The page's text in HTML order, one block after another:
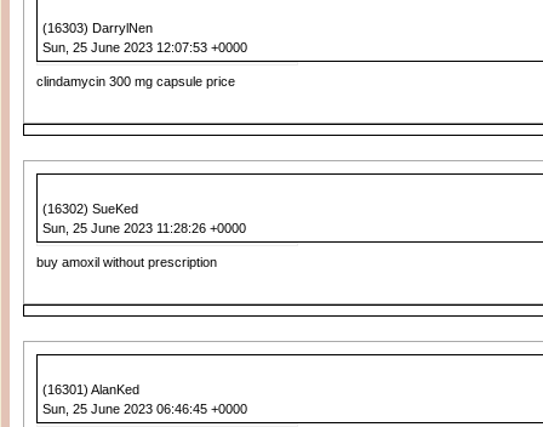
(16303) DarrylNen
Sun, 25 June 2023 12:07:53 +0000
clindamycin 300 mg capsule price
(16302) SueKed
Sun, 25 June 2023 11:28:26 +0000
buy amoxil without prescription
(16301) AlanKed
Sun, 25 June 2023 06:46:45 +0000